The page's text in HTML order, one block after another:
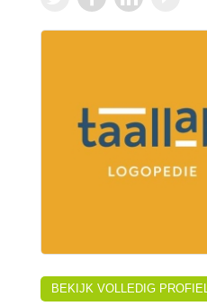
BEKIJK VOLLEDIG PROFIEL